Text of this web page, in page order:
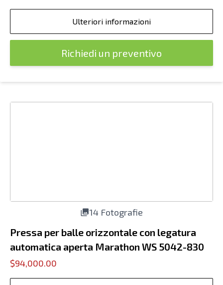
Ulteriori informazioni
Richiedi un preventivo
14 Fotografie
Pressa per balle orizzontale con legatura
automatica aperta Marathon WS 5042-830
$94,000.00